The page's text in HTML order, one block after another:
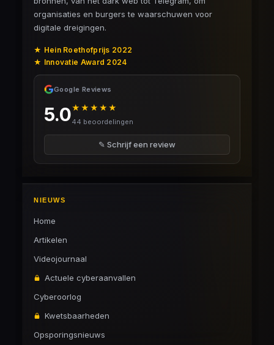
organisaties en burgers te waarschuwen voor
digitale dreigingen.
★ Hein Roethofprijs 2022
★ Innovatie Award 2024
Google Reviews
5.0★★★★★
44 beoordelingen
✎ Schrijf een review
NIEUWS
Home
Artikelen
Videojournaal
Actuele cyberaanvallen
Cyberoorlog
Kwetsbaarheden
Opsporingsnieuws